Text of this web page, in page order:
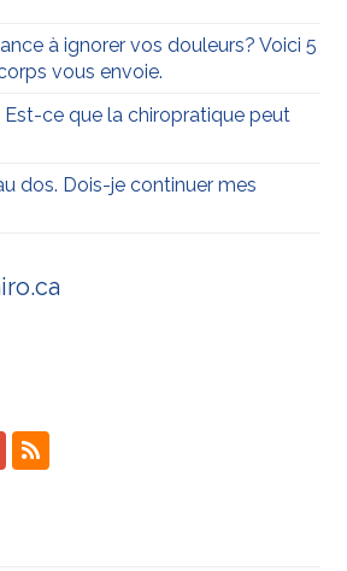
à ignorer vos douleurs? Voici 5
vous envoie.
Est-ce que la chiropratique peut
dos. Dois-je continuer mes
RSS